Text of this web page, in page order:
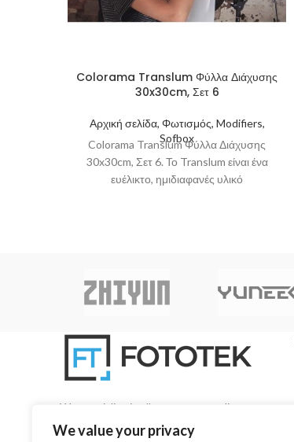
We value your privacy
Colorama Translum Φύλλα Διάχυσης
30x30cm, Σετ 6
Αρχική σελίδα, Φωτισμός, Modifiers,
Sofbox
Colorama Translum Φύλλα Διάχυσης
30x30cm, Σετ 6. Το Translum είναι ένα
ευέλικτο, ημιδιαφανές υλικό
We specialise in all aspects regarding
photography and videography on a pan-Cyprian